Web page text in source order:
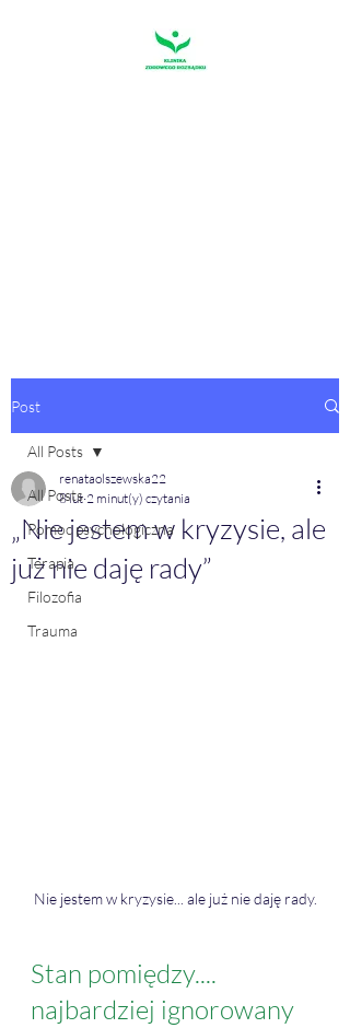
Post
All Posts
Pomoc psychologiczna
Terapia
Filozofia
Trauma
All Posts
„Nie jestem w kryzysie, ale
już nie daję rady”
renataolszewska22
8 lut 2 minut(y) czytania
Nie jestem w kryzysie... ale już nie daję rady.
Stan pomiędzy....
najbardziej ignorowany